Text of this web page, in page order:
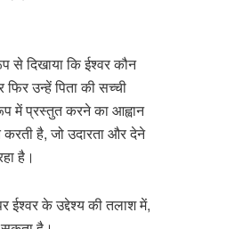
से दिखाया कि ईश्वर कौन
उन्हें पिता की सच्ची
में प्रस्तुत करने का आह्वान
है, जो उदारता और देने
है।
ईश्वर के उद्देश्य की तलाश में,